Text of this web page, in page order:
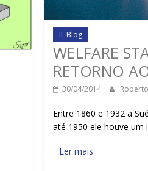
IL Blog
WELFARE
RETORNO
30/04/2014
Entre 1860 e 1932 a
até 1950 ele houve um
Ler mais